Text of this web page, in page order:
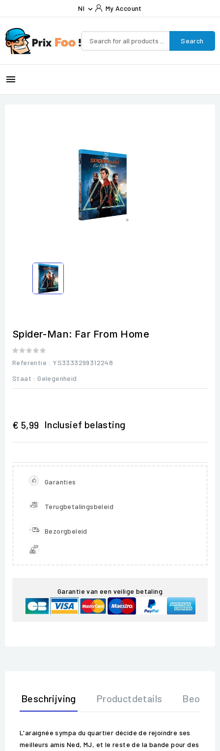
Nl  My Account
Search

Spider-Man: Far From Home
Referentie : YS3333299312248
Staat : Gelegenheid
€ 5,99 Inclusief belasting
Garanties
Terugbetalingsbeleid
Bezorgbeleid
Garantie van een veilige betaling
Beschrijving Productdetails
L'araignée sympa du quartier décide de rejoindre ses
meilleurs amis Ned, MJ, et le reste de la bande pour des